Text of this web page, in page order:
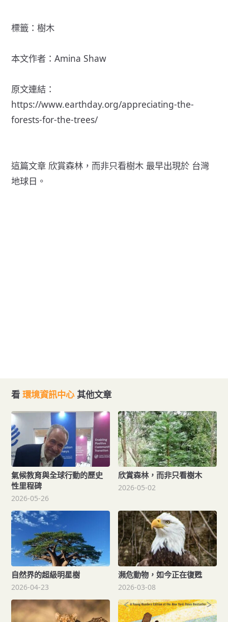
標籤： 樹木
本文作者： Amina Shaw
原文連結：
https://www.earthday.org/appreciating-the-
forests-for-the-trees/
這篇文章 欣賞森林，而非只看樹木最早出現於 台灣
地球日 。
看 環境資訊中心 其他文章
氣候教育與全球行動的歷史
性里程碑
2026-05-26
欣賞森林，而非只看樹木
2026-05-02
自然界的超級明星樹
2026-04-23
瀕危動物，如今正在復甦
2026-03-08